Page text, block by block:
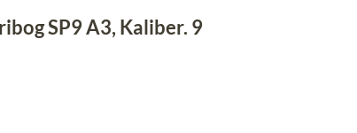
SP9 A3, Kaliber. 9